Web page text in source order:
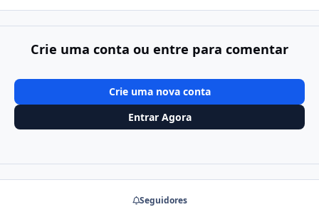
Crie uma conta ou entre para comentar
Crie uma nova conta
Entrar Agora
Seguidores